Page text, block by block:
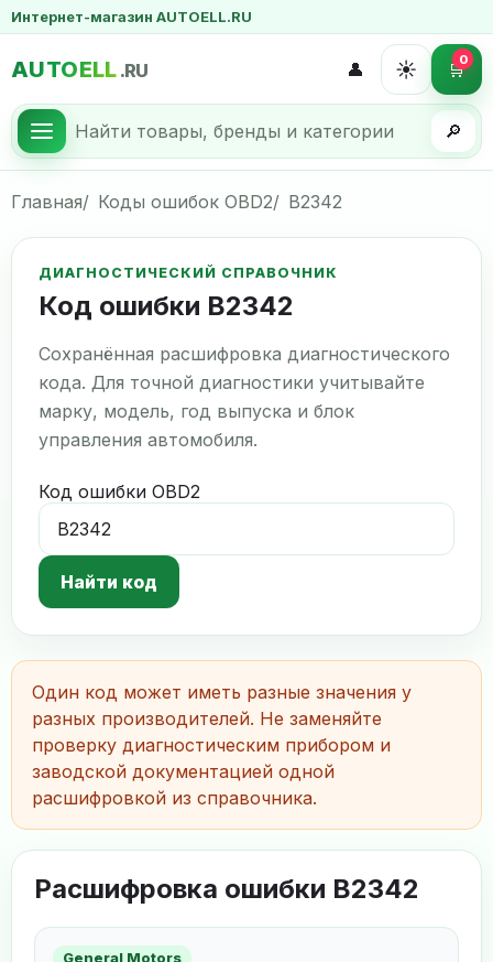
Интернет-магазин AUTOELL.RU
AUTOELL .RU
🔎
👤 ☀️ 🛒0
Главная Коды ошибок OBD2 B2342
ДИАГНОСТИЧЕСКИЙ СПРАВОЧНИК
Код ошибки B2342
Сохранённая расшифровка диагностического
кода. Для точной диагностики учитывайте
марку, модель, год выпуска и блок
управления автомобиля.
Код ошибки OBD2
Найти код
Один код может иметь разные значения у
разных производителей. Не заменяйте
проверку диагностическим прибором и
заводской документацией одной
расшифровкой из справочника.
Расшифровка ошибки B2342
General Motors